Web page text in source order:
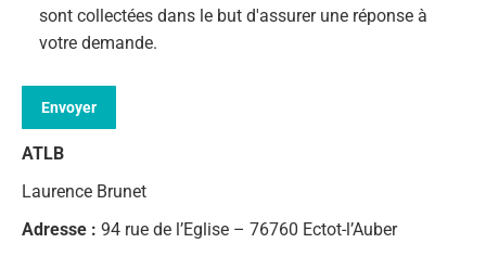
sont collectées dans le but d'assurer une réponse à
votre demande.
laisser
ce
champ
vide.
ATLB
Laurence Brunet
Adresse : 94 rue de l’Eglise – 76760 Ectot-l’Auber